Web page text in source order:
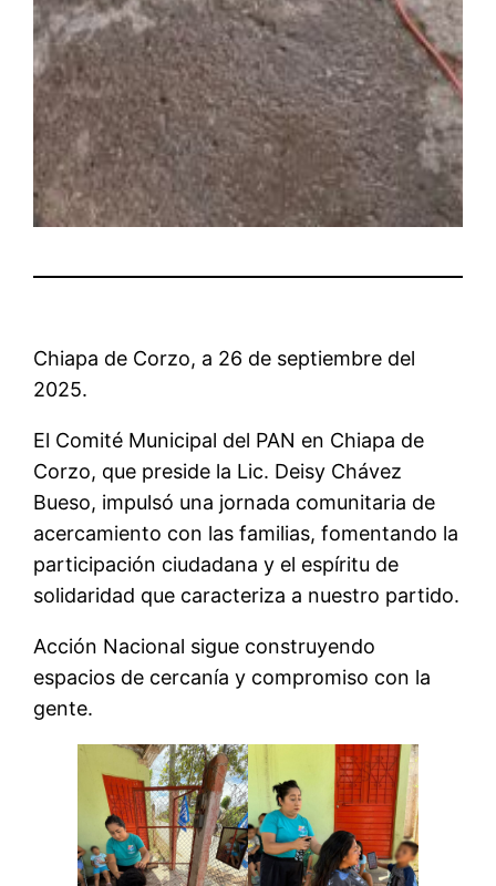
Chiapa de Corzo, a 26 de septiembre del
2025.
El Comité Municipal del PAN en Chiapa de
Corzo, que preside la Lic. Deisy Chávez
Bueso, impulsó una jornada comunitaria de
acercamiento con las familias, fomentando la
participación ciudadana y el espíritu de
solidaridad que caracteriza a nuestro partido.
Acción Nacional sigue construyendo
espacios de cercanía y compromiso con la
gente.